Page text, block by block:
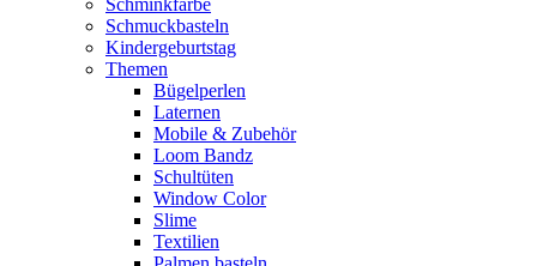
Schminkfarbe
Schmuckbasteln
Kindergeburtstag
Themen
Bügelperlen
Laternen
Mobile & Zubehör
Loom Bandz
Schultüten
Window Color
Slime
Textilien